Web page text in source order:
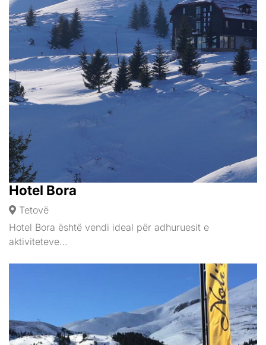
Hotel Bora
Tetovë
Hotel Bora është vendi ideal për adhuruesit e
aktiviteteve…